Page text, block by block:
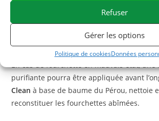
Refuser
Gérer les options
Politique de cookiesDonnées
reconnues et favoriser la régénération
Avec quoi associer l’onguent protection
En cas de fourchette en mauvais état,
purifiante pourra être appliquée avant
Clean à base de baume du Pérou, nettoie
reconstituer les fourchettes abîmées.